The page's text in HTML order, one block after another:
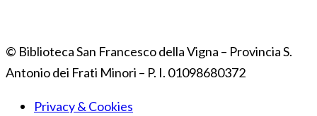
© Biblioteca San Francesco della Vigna – Provincia S.
Antonio dei Frati Minori – P. I. 01098680372
Privacy & Cookies